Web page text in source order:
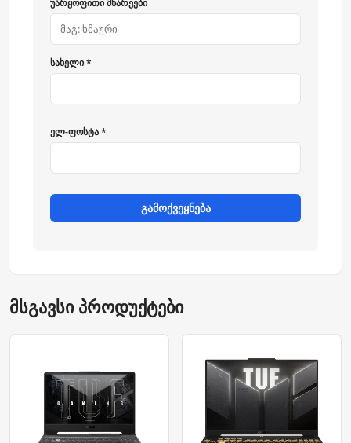
უარყოფითი მხარეები
სახელი *
ელ-ფოსტა *
გამოქვეყნება
მსგავსი პროდუქტები